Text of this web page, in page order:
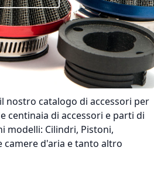
il nostro catalogo di accessori per
centinaia di accessori e parti di
modelli: Cilindri, Pistoni,
camere d'aria e tanto altro